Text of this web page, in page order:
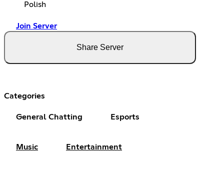
Polish
Join Server
Share Server
Categories
General Chatting Esports
Music Entertainment